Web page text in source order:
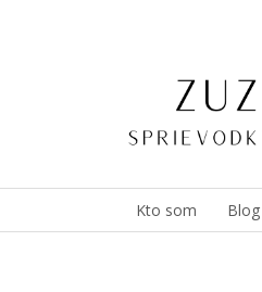
Kto som Blog